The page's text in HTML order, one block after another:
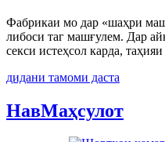
Фабрикаи мо дар «шаҳри
либоси таг машғулем. Дар
секси истеҳсол карда,
дидани тамоми даста
НавМаҳсулот